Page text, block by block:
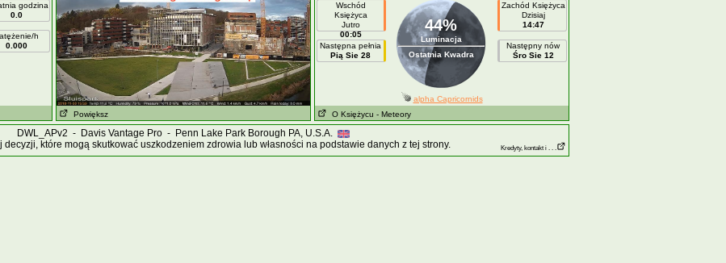
godzina
0.0
h
0.000
Powiększ
Wschód
Księżyca
Jutro
00:05
Następna pełnia
Pią Sie 28
44%
Luminacja
Ostatnia Kwadra
Zachód Księżyca
Dzisiaj
14:47
Następny nów
Śro Sie 12
alpha Capricornids
O Księżycu - Meteory
DWL_APv2 - Davis Vantage Pro - Penn Lake Park Borough PA, U.S.A.
decyzji, które mogą skutkować uszkodzeniem zdrowia lub własności na podstawie danych z tej strony.
Kredyty, kontakt i . . .